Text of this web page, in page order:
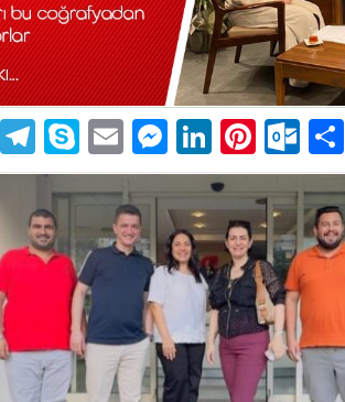
WhatsApp
Telegram
SkypeEmailMessenger
LinkedIn